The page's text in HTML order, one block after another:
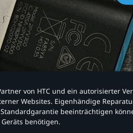
von HTC und ein autorisierter
Websites. Eigenhändige
beeinträchtigen
benötigen.​